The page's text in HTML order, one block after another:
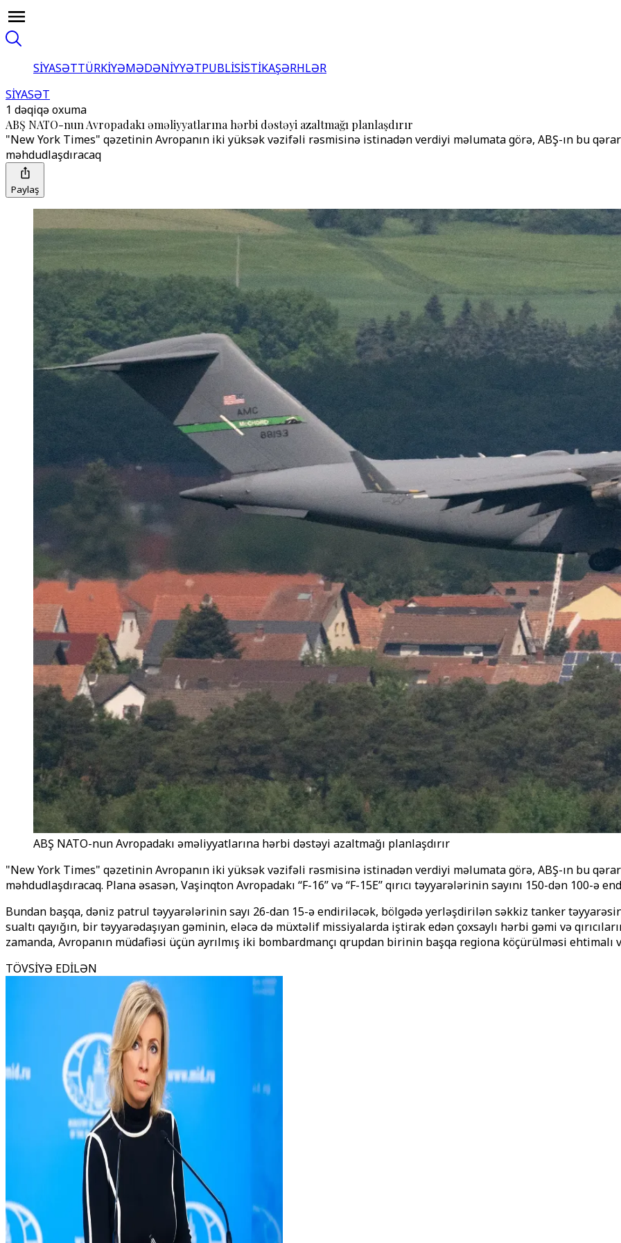
SİYASƏTTÜRKİYƏMƏDƏNİYYƏTPUBLİSİSTİKAŞƏRHLƏR
SİYASƏT
1 dəqiqə oxuma
ABŞ NATO-nun Avropadakı əməliyyatlarına hərbi dəstəyi azaltmağı planlaşdırır
"New York Times" qəzetinin Avropanın iki yüksək vəzifəli rəsmisinə istinadən verdiyi məlumata görə, ABŞ-ın bu
məhdudlaşdıracaq
Paylaş
ABŞ NATO-nun Avropadakı əməliyyatlarına hərbi dəstəyi azaltmağı planlaşdırır
"New York Times" qəzetinin Avropanın iki yüksək vəzifəli rəsmisinə istinadən verdiyi məlumata görə, ABŞ-ın bu
məhdudlaşdıracaq. Plana əsasən, Vaşinqton Avropadakı ‘‘F-16’’ və ‘‘F-15E’’ qırıcı təyyarələrinin sayını 150-dən 100-ə
Bundan başqa, dəniz patrul təyyarələrinin sayı 26-dan 15-ə endiriləcək, bölgədə yerləşdirilən səkkiz tanker
sualtı qayığın, bir təyyarədaşıyan gəminin, eləcə də müxtəlif missiyalarda iştirak edən çoxsaylı hərbi gəmi və
zamanda, Avropanın müdafiəsi üçün ayrılmış iki bombardmançı qrupdan birinin başqa regiona köçürülməsi ehtimalı
TÖVSİYƏ EDİLƏN